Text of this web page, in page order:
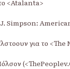
<Atalanta>
Simpson:
για το